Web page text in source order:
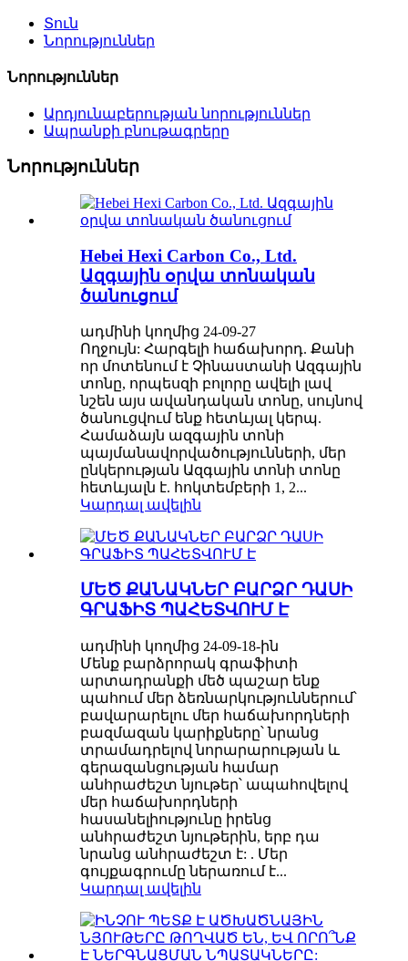
Տուն
Նորություններ
Նորություններ
Արդյունաբերության նորություններ
Ապրանքի բնութագրերը
Նորություններ
Hebei Hexi Carbon Co., Ltd.
Ազգային օրվա տոնական
ծանուցում
ադմինի կողմից 24-09-27
Ողջույն: Հարգելի հաճախորդ. Քանի
որ մոտենում է Չինաստանի Ազգային
տոնը, որպեսզի բոլորը ավելի լավ
նշեն այս ավանդական տոնը, սույնով
ծանուցվում ենք հետևյալ կերպ.
Համաձայն ազգային տոնի
պայմանավորվածությունների, մեր
ընկերության Ազգային տոնի տոնը
հետևյալն է. հոկտեմբերի 1, 2...
Կարդալ ավելին
ՄԵԾ ՔԱՆԱԿՆԵՐ ԲԱՐՁՐ ԴԱՍԻ
ԳՐԱՖԻՏ ՊԱՀԵՏՎՈՒՄ Է
ադմինի կողմից 24-09-18-ին
Մենք բարձրորակ գրաֆիտի
արտադրանքի մեծ պաշար ենք
պահում մեր ձեռնարկություններում՝
բավարարելու մեր հաճախորդների
բազմազան կարիքները՝ նրանց
տրամադրելով նորարարության և
գերազանցության համար
անհրաժեշտ նյութեր՝ ապահովելով
մեր հաճախորդների
հասանելիությունը իրենց
անհրաժեշտ նյութերին, երբ դա
նրանց անհրաժեշտ է: . Մեր
գույքագրումը ներառում է...
Կարդալ ավելին